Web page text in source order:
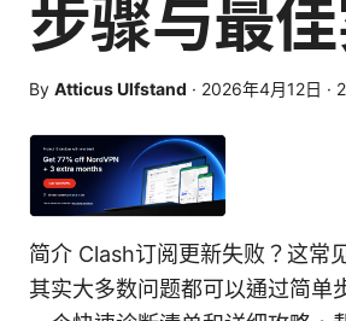
步骤与最
By Atticus Ulfstand · 2026年4月12日 · 2
简介 Clash订阅更新失败？这常
其实大多数问题都可以通过简单